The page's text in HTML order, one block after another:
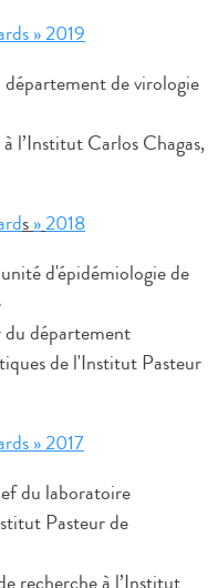
»2019
de virologie
l’Institut Carlos Chagas,
s»2018
d'épidémiologie de
département
de l'Institut Pasteur
» 2017
du laboratoire
Pasteur de